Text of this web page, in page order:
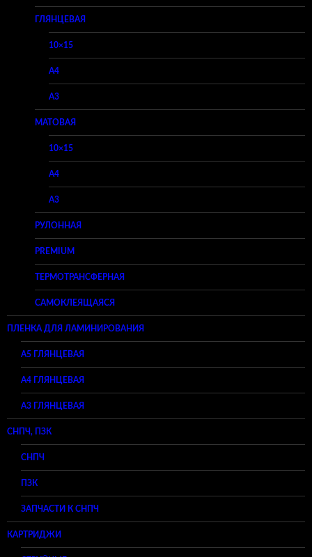
ГЛЯНЦЕВАЯ
10×15
A4
A3
МАТОВАЯ
10×15
A4
A3
РУЛОННАЯ
PREMIUM
ТЕРМОТРАНСФЕРНАЯ
САМОКЛЕЯЩАЯСЯ
ПЛЕНКА ДЛЯ ЛАМИНИРОВАНИЯ
A5 ГЛЯНЦЕВАЯ
А4 ГЛЯНЦЕВАЯ
A3 ГЛЯНЦЕВАЯ
СНПЧ, ПЗК
СНПЧ
ПЗК
ЗАПЧАСТИ К СНПЧ
КАРТРИДЖИ